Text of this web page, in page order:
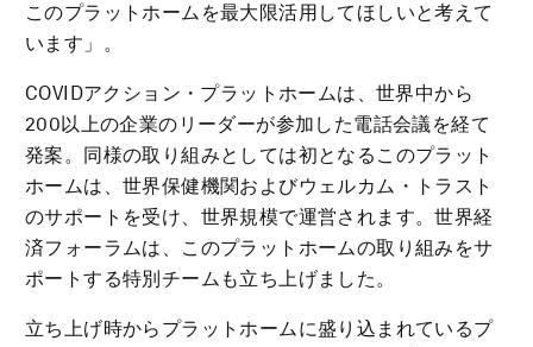
このプラットホームを最大限活用してほしいと考えて
います」。
COVIDアクション・プラットホームは、世界中から
200以上の企業のリーダーが参加した電話会議を経て
発案。同様の取り組みとしては初となるこのプラット
ホームは、世界保健機関およびウェルカム・トラスト
のサポートを受け、世界規模で運営されます。世界経
済フォーラムは、このプラットホームの取り組みをサ
ポートする特別チームも立ち上げました。
立ち上げ時からプラットホームに盛り込まれているプ